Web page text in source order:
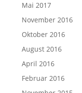
Mai 2017
November 2016
Oktober 2016
August 2016
April 2016
Februar 2016